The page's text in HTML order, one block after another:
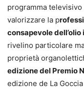
programma
valorizzare la p
consapevole dell’olio
rivelino particolare
proprietà
edizione del Premio
edizione de La